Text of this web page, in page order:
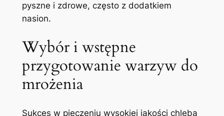
pyszne i zdrowe, często z dodatkiem
nasion.
Wybór i wstępne
przygotowanie warzyw do
mrożenia
Sukces w pieczeniu wysokiej jakości chleba